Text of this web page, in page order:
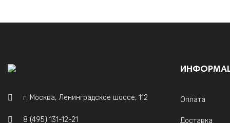
г. Москва, Ленинградское шоссе, 112
8 (495) 131-12-21
Оплата
Доставка